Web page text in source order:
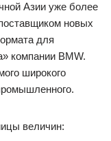
Азии уже более
новых
для
компании BMW.
широкого
величин: